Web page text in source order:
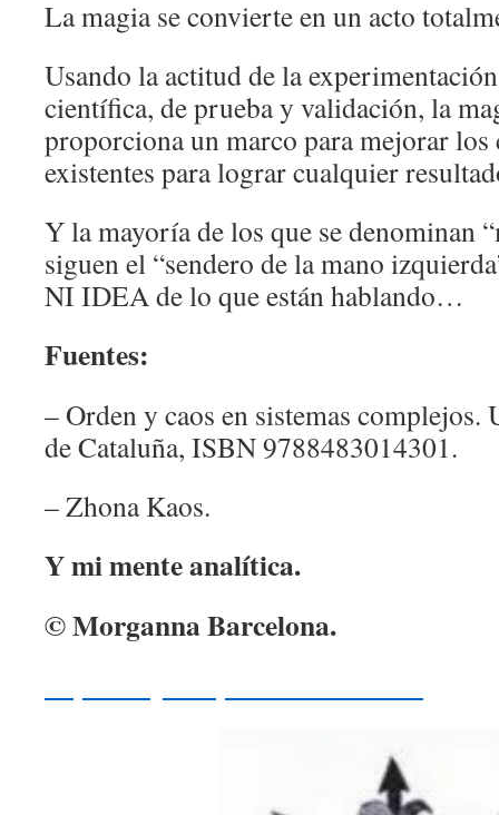
La magia se convierte en un acto
Usando la actitud de la
científica, de prueba y validación, la
proporciona un marco para mejorar
existentes para lograr cualquier
Y la mayoría de los que se denominan
siguen el “sendero de la mano
NI IDEA de lo que están hablando…
Fuentes:
– Orden y caos en sistemas complejos.
de Cataluña, ISBN 9788483014301.
– Zhona Kaos.
Y mi mente analítica.
© Morganna Barcelona.